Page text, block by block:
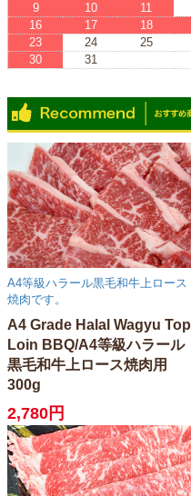
9
10 11
16
17 18
23
24 25
30
31
※赤枠が休みです
A4等級ハラール黒毛和牛上ロース
焼肉です。
A4 Grade Halal Wagyu Top
Loin BBQ/A4等級ハラール
黒毛和牛上ロース焼肉用
300g
2,780円